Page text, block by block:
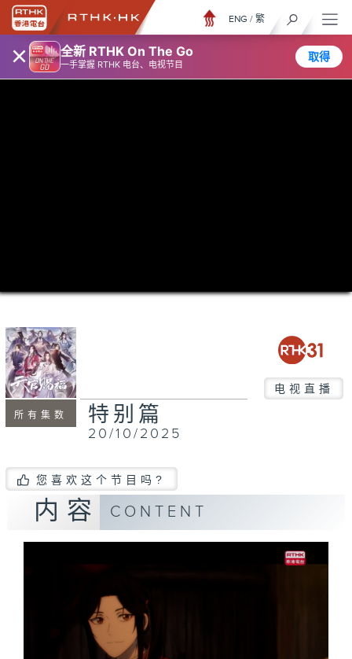
× 全新 RTHK On The Go
一手掌握 RTHK 电台、电视节目
取得
ENG / 繁
所有集数
电视直播
特别篇
20/10/2025
您喜欢这个节目吗?
内容 CONTENT